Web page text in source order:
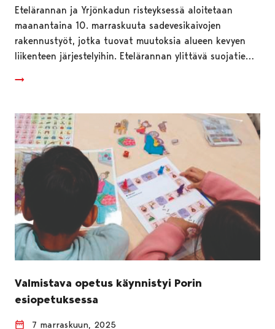
Etelärannan ja Yrjönkadun risteyksessä aloitetaan
maanantaina 10. marraskuuta sadevesikaivojen
rakennustyöt, jotka tuovat muutoksia alueen kevyen
liikenteen järjestelyihin. Etelärannan ylittävä suojatie…
Valmistava opetus käynnistyi Porin
esiopetuksessa
7 marraskuun, 2025